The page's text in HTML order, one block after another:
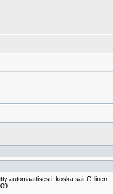
automaattisesti, koska sait G-linen.